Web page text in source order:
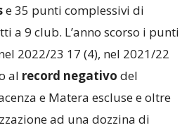
e 35 punti complessivi di
a 9 club. L’anno scorso i punti
2022/23 17 (4), nel 2021/22
al record negativo del
e Matera escluse e oltre
ad una dozzina di